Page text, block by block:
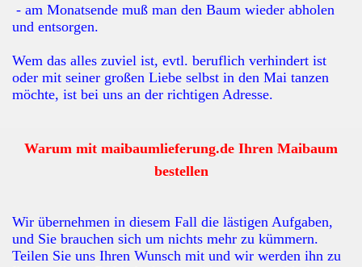
- am Monatsende muß man den Baum wieder abholen
und entsorgen.
Wem das alles zuviel ist, evtl. beruflich verhindert ist
oder mit seiner großen Liebe selbst in den Mai tanzen
möchte, ist bei uns an der richtigen Adresse.
Warum mit maibaumlieferung.de Ihren Maibaum
bestellen
Wir übernehmen in diesem Fall die lästigen Aufgaben,
und Sie brauchen sich um nichts mehr zu kümmern.
Teilen Sie uns Ihren Wunsch mit und wir werden ihn zu